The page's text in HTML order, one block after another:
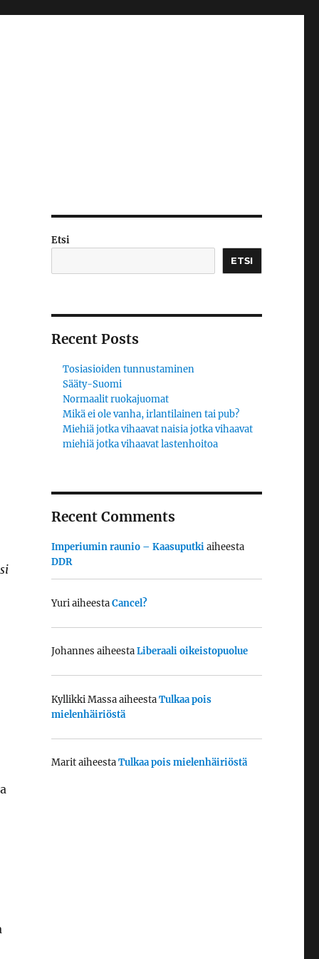
Etsi
ETSI
Recent Posts
Tosiasioiden tunnustaminen
Sääty-Suomi
Normaalit ruokajuomat
Mikä ei ole vanha, irlantilainen tai pub?
Miehiä jotka vihaavat naisia jotka vihaavat
miehiä jotka vihaavat lastenhoitoa
Recent Comments
Imperiumin raunio – Kaasuputkiaiheesta
DDR
YuriaiheestaCancel?
Johannes aiheestaLiberaali oikeistopuolue
Kyllikki MassaaiheestaTulkaa pois
mielenhäiriöstä
MaritaiheestaTulkaa pois mielenhäiriöstä